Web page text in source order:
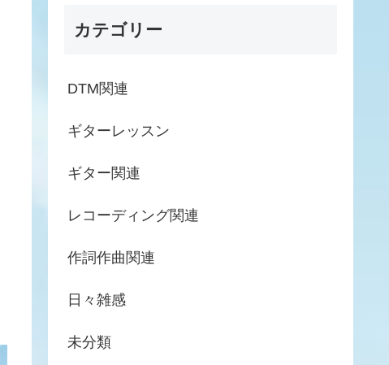
カテゴリー
DTM関連
ギターレッスン
ギター関連
レコーディング関連
作詞作曲関連
日々雑感
未分類